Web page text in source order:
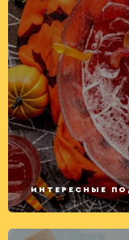
ИНТЕРЕСНЫЕ